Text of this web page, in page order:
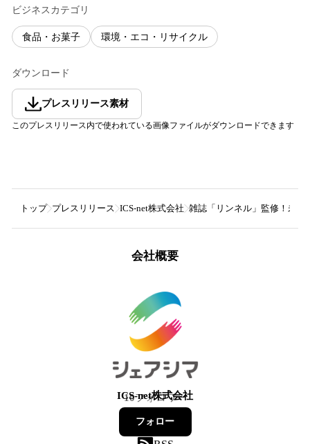
ビジネスカテゴリ
食品・お菓子 環境・エコ・リサイクル
ダウンロード
プレスリリース素材
このプレスリリース内で使われている画像ファイルがダウンロードできます
トップ プレスリリース ICS-net株式会社 雑誌「リンネル」監修！未利
会社概要
ICS-net株式会社
10フォロワー
フォロー